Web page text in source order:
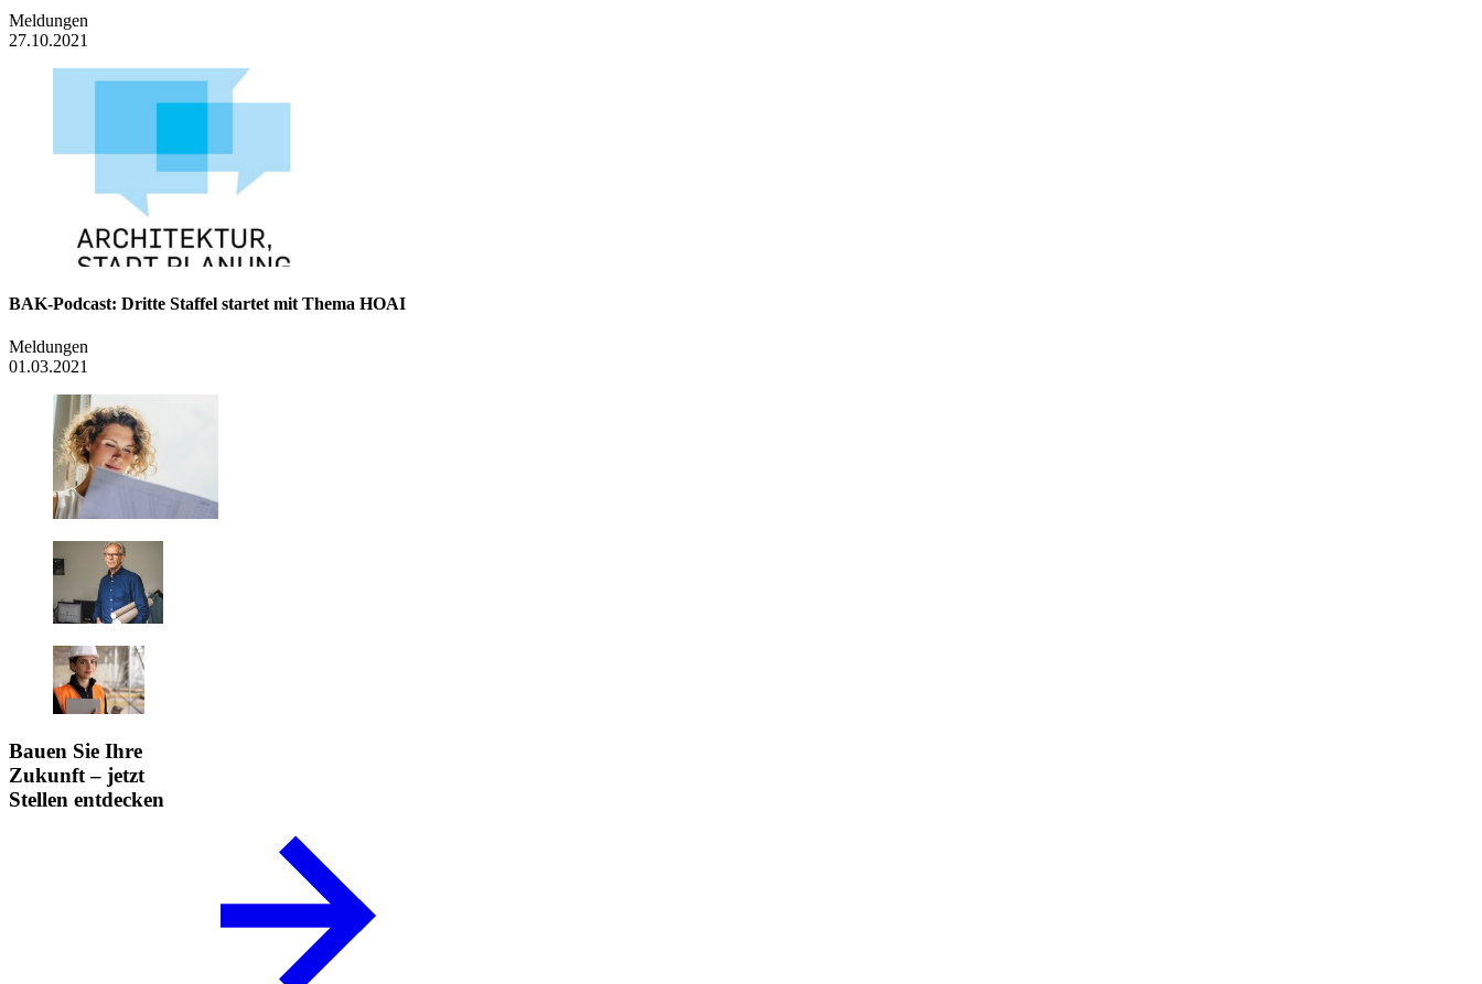
Meldungen
27.10.2021
BAK-Podcast: Dritte Staffel startet mit Thema HOAI
Meldungen
01.03.2021
Bauen Sie Ihre
Zukunft – jetzt
Stellen entdecken